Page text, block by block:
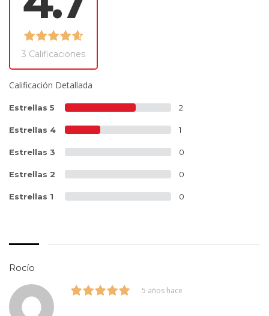
3 Calificaciones
Calificación Detallada
Estrellas 5 2
Estrellas 4 1
Estrellas 3 0
Estrellas 2 0
Estrellas 1 0
Rocío
5 años hace